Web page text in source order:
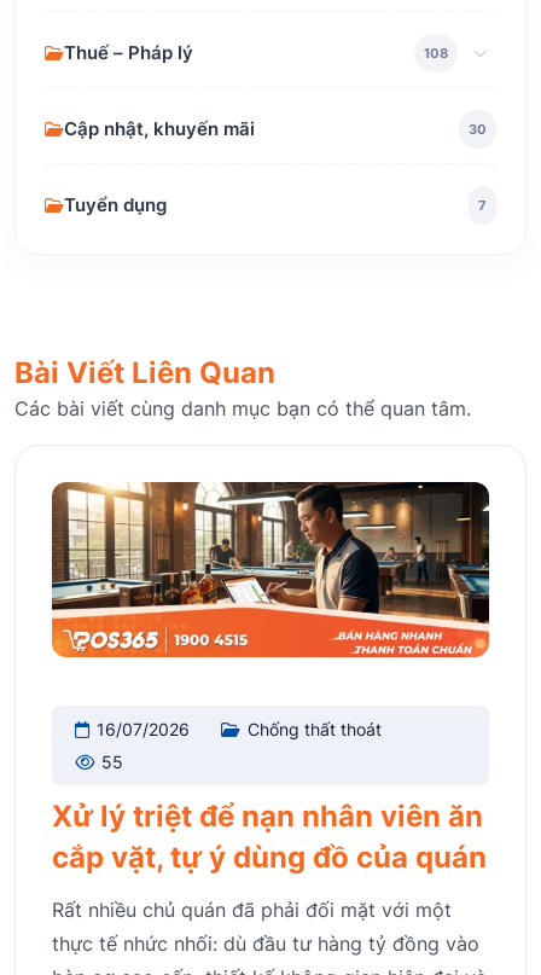
Thuế – Pháp lý 108
Cập nhật, khuyến mãi 30
Tuyển dụng 7
Bài Viết Liên Quan
Các bài viết cùng danh mục bạn có thể quan tâm.
16/07/2026
Chống thất thoát
55
Xử lý triệt để nạn nhân viên ăn
cắp vặt, tự ý dùng đồ của quán
Rất nhiều chủ quán đã phải đối mặt với một
thực tế nhức nhối: dù đầu tư hàng tỷ đồng vào